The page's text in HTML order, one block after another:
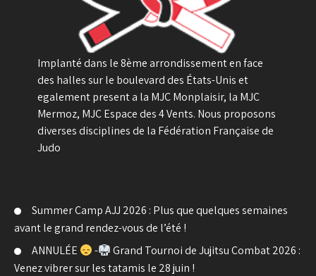
Implanté dans le 8ème arrondissement en face
des halles sur le boulevard des États-Unis et
egalement present a la MJC Monplaisir, la MJC
Mermoz, MJC Espace des 4 Vents. Nous proposons
diverses disciplines de la Fédération Française de
Judo
Summer Camp AJJ 2026 : Plus que quelques semaines
avant le grand rendez-vous de l’été !
ANNULÉE
-
Grand Tournoi de Jujitsu Combat 2026 :
Venez vibrer sur les tatamis le 28 juin !